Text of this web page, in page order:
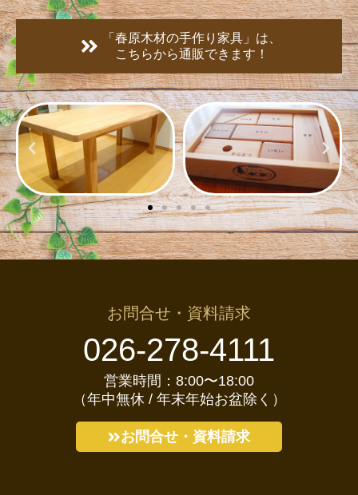
「春原木材の手作り家具」は、
こちらから通販できます！
お問合せ・資料請求
026-278-4111
営業時間：8:00〜18:00
（年中無休 / 年末年始お盆除く）
お問合せ・資料請求